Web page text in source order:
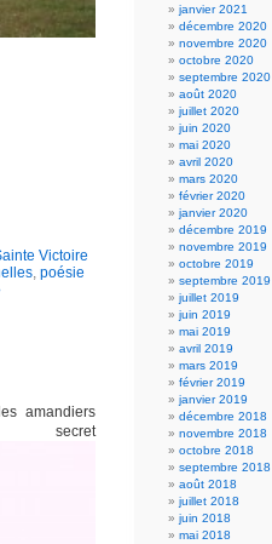
Victoire
poésie
amandiers
janvier 2021
décembre 2020
novembre 2020
octobre 2020
septembre 2020
août 2020
juillet 2020
juin 2020
mai 2020
avril 2020
mars 2020
février 2020
janvier 2020
décembre 2019
novembre 2019
octobre 2019
septembre 2019
juillet 2019
juin 2019
mai 2019
avril 2019
mars 2019
février 2019
janvier 2019
décembre 2018
novembre 2018
octobre 2018
septembre 2018
août 2018
juillet 2018
juin 2018
mai 2018